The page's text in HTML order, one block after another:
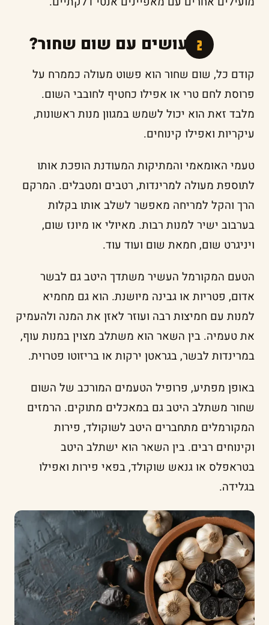
מה עושים עם שום שחור?
קודם כל, שום שחור הוא פשוט מעולה כממרח על
פרוסת לחם טרי או אפילו כחטיף לחובבי השום.
מלבד זאת הוא יכול לשמש במגוון מנות ראשונות,
עיקריות ואפילו קינוחים.
טעמי האומאמי והמתיקות המעודנת הופכת אותו
לתוספת מעולה למרינדות, רטבים ומטבלים. המרקם
הרך והקל למריחה מאפשר לשלב אותו בקלות
בערבוב ישיר למנות רבות. מאיולי או מיונז שום,
ויניגרט שום, חמאת שום ועוד עוד.
הטעם המקורמל העשיר משתדך היטב גם לבשר
אדום, פטריות או גבינה מיושנת. הוא גם מחמיא
למנות עם חמיצות רבה ועוזר לאזן את המנה ולהעמיק
את טעמיה. בין השאר הוא משתלב מצוין במנות עוף,
במרינדות לבשר, בגראטן ירקות או בריזוטו פטרוית.
באופן מפתיע, פרופיל הטעמים המורכב של השום
שחור משתלב היטב גם במאכלים מתוקים. הרמזים
המקורמלים מתחברים היטב לשוקולד, פירות
וקינוחים רבים. בין השאר הוא ישתלב היטב
בטראפלס או גנאש שוקולד, בפאי פירות ואפילו
בגלידה.